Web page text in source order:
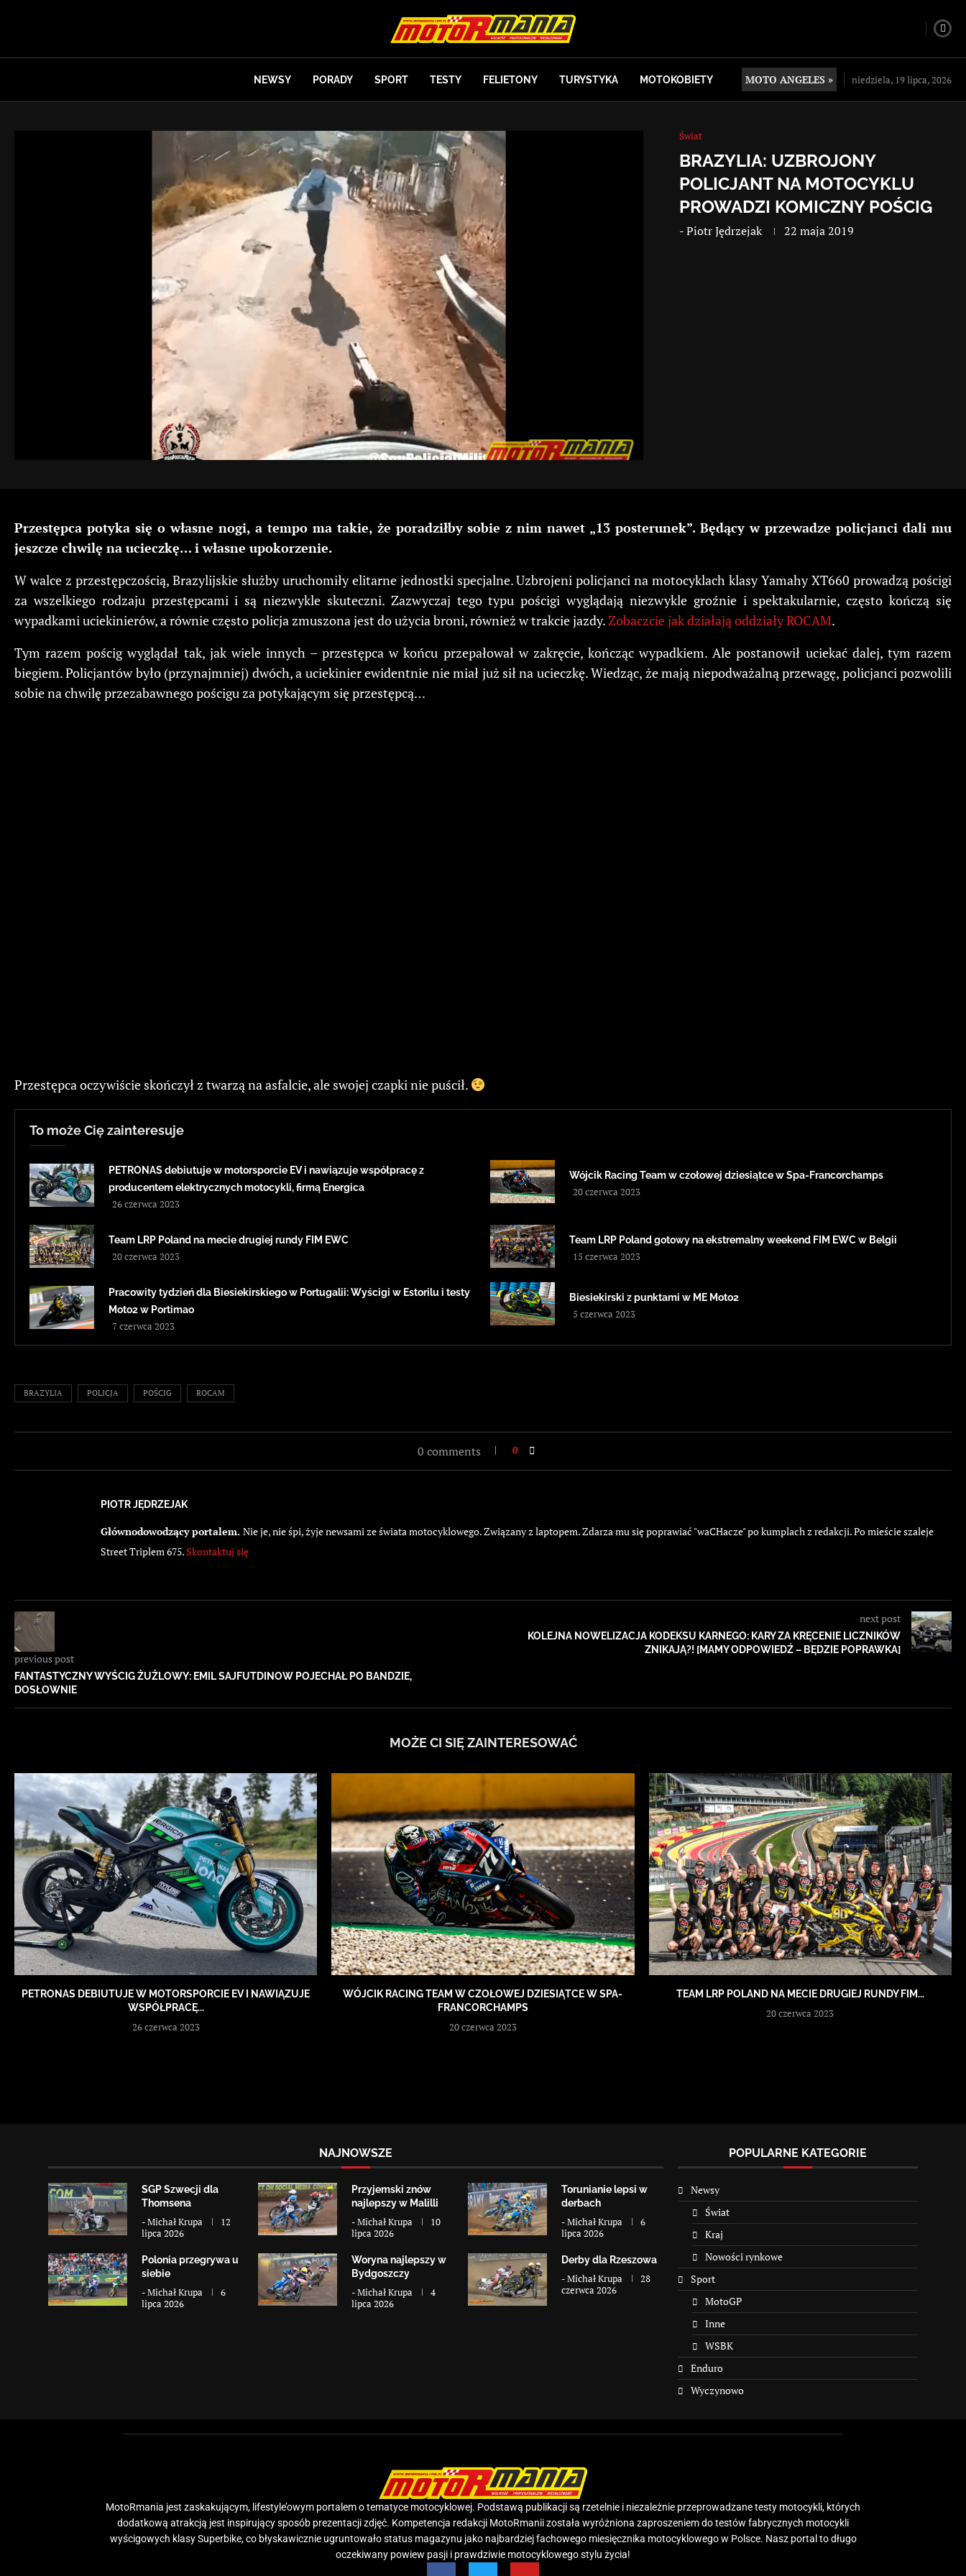
NEWSY PORADY SPORT TESTY FELIETONY TURYSTYKA MOTOKOBIETY MOTO ANGELES » niedziela, 19 lipca, 2026
Świat
BRAZYLIA: UZBROJONY
POLICJANT NA MOTOCYKLU
PROWADZI KOMICZNY POŚCIG
-Piotr Jędrzejak 22 maja 2019
Przestępca potyka się o własne nogi, a tempo ma takie, że poradziłby sobie z nim nawet „13 posterunek”. Będący w przewadze policjanci dali mu
jeszcze chwilę na ucieczkę… i własne upokorzenie.
W walce z przestępczością, Brazylijskie służby uruchomiły elitarne jednostki specjalne. Uzbrojeni policjanci na motocyklach klasy Yamahy XT660 prowadzą pościgi
za wszelkiego rodzaju przestępcami i są niezwykle skuteczni. Zazwyczaj tego typu pościgi wyglądają niezwykle groźnie i spektakularnie, często kończą się
wypadkami uciekinierów, a równie często policja zmuszona jest do użycia broni, również w trakcie jazdy.Zobaczcie jak działają oddziały ROCAM.
Tym razem pościg wyglądał tak, jak wiele innych – przestępca w końcu przepałował w zakręcie, kończąc wypadkiem. Ale postanowił uciekać dalej, tym razem
biegiem. Policjantów było (przynajmniej) dwóch, a uciekinier ewidentnie nie miał już sił na ucieczkę. Wiedząc, że mają niepodważalną przewagę, policjanci pozwolili
sobie na chwilę przezabawnego pościgu za potykającym się przestępcą…
Przestępca oczywiście skończył z twarzą na asfalcie, ale swojej czapki nie puścił.
To może Cię zainteresuje
PETRONAS debiutuje w motorsporcie EV i nawiązuje współpracę z
producentem elektrycznych motocykli, firmą Energica
26 czerwca 2023
Wójcik Racing Team w czołowej dziesiątce w Spa-Francorchamps
20 czerwca 2023
Team LRP Poland na mecie drugiej rundy FIM EWC
20 czerwca 2023
Team LRP Poland gotowy na ekstremalny weekend FIM EWC w Belgii
15 czerwca 2023
Pracowity tydzień dla Biesiekirskiego w Portugalii: Wyścigi w Estorilu i testy
Moto2 w Portimao
7 czerwca 2023
Biesiekirski z punktami w ME Moto2
5 czerwca 2023
BRAZYLIA POLICJA POŚCIG ROCAM
0 comments 0
PIOTR JĘDRZEJAK
Głównodowodzący portalem. Nie je, nie śpi, żyje newsami ze świata motocyklowego. Związany z laptopem. Zdarza mu się poprawiać "waCHacze" po kumplach z redakcji. Po mieście szaleje
Street Triplem 675. Skontaktuj się
previous post
FANTASTYCZNY WYŚCIG ŻUŻLOWY: EMIL SAJFUTDINOW POJECHAŁ PO BANDZIE,
DOSŁOWNIE
next post
KOLEJNA NOWELIZACJA KODEKSU KARNEGO: KARY ZA KRĘCENIE LICZNIKÓW
ZNIKAJĄ?! [MAMY ODPOWIEDŹ – BĘDZIE POPRAWKA]
MOŻE CI SIĘ ZAINTERESOWAĆ
PETRONAS DEBIUTUJE W MOTORSPORCIE EV I NAWIĄZUJE
WSPÓŁPRACĘ...
26 czerwca 2023
WÓJCIK RACING TEAM W CZOŁOWEJ DZIESIĄTCE W SPA-
FRANCORCHAMPS
20 czerwca 2023
TEAM LRP POLAND NA MECIE DRUGIEJ RUNDY FIM...
20 czerwca 2023
NAJNOWSZE
SGP Szwecji dla
Thomsena
-Michał Krupa
12
lipca 2026
Przyjemski znów
najlepszy w Malilli
-Michał Krupa
10
lipca 2026
Torunianie lepsi w
derbach
-Michał Krupa
6
lipca 2026
Polonia przegrywa u
siebie
-Michał Krupa
6
lipca 2026
Woryna najlepszy w
Bydgoszczy
-Michał Krupa
4
lipca 2026
Derby dla Rzeszowa
-Michał Krupa
28
czerwca 2026
POPULARNE KATEGORIE
Newsy
Świat
Kraj
Nowości rynkowe
Sport
MotoGP
Inne
WSBK
Enduro
Wyczynowo
MotoRmania jest zaskakującym, lifestyle’owym portalem o tematyce motocyklowej. Podstawą publikacji są rzetelnie i niezależnie przeprowadzane testy motocykli, których
dodatkową atrakcją jest inspirujący sposób prezentacji zdjęć. Kompetencja redakcji MotoRmanii została wyróżniona zaproszeniem do testów fabrycznych motocykli
wyścigowych klasy Superbike, co błyskawicznie ugruntowało status magazynu jako najbardziej fachowego miesięcznika motocyklowego w Polsce. Nasz portal to długo
oczekiwany powiew pasji i prawdziwie motocyklowego stylu życia!